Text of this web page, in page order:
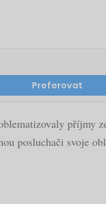
Preferovat
příjmy
posluchači svoje